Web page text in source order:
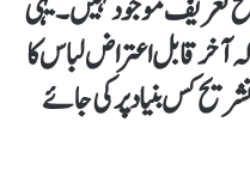
تعریف موجود نہیں۔ یہی
قابل اعتراض لباس کا
کس بنیاد پر کی جائے